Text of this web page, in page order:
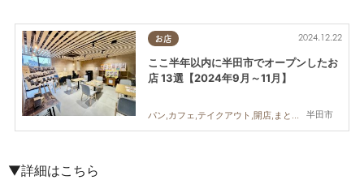
お店
半田市
2024.12.22
ここ半年以内に半田市でオープンしたお
店 13選【2024年9月～11月】
パン,カフェ,テイクアウト,開店,まとめ記事
▼詳細はこちら